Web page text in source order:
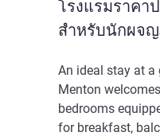
โรงแรมราคา
สำหรับนักผจ
An ideal stay at a
Menton
bedrooms
for breakfast,